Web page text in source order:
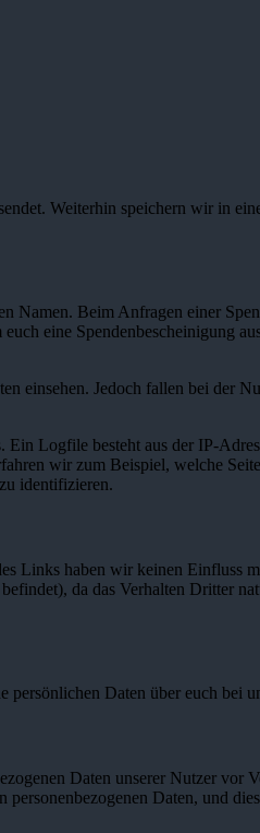
Weiterhin speichern wir in
Namen. Beim Anfragen einer
eine Spendenbescheinigung
einsehen. Jedoch fallen bei der
Logfile besteht aus der IP-
wir zum Beispiel, welche
identifizieren.
Links haben wir keinen Einfluss
da das Verhalten Dritter
Daten über euch bei
Daten unserer Nutzer vor
Daten, und